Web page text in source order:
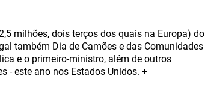
milhões, dois terços dos quais na Europa) do
também Dia de Camões e das Comunidades
e o primeiro-ministro, além de outros
- este ano nos Estados Unidos. +